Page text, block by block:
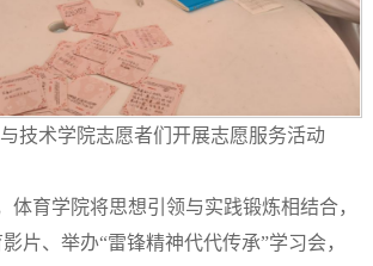
技术学院志愿者们开展志愿服务活动
体育学院将思想引领与实践锻炼相结合，
片、举办“雷锋精神代代传承”学习会，